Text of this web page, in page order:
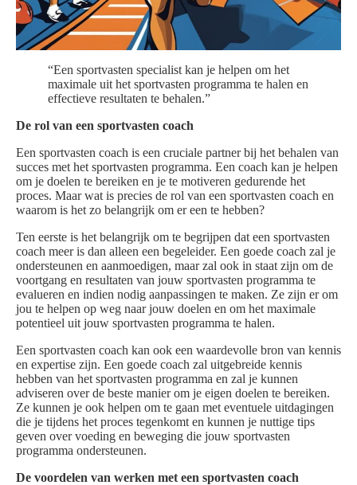
“Een sportvasten specialist kan je helpen om het
maximale uit het sportvasten programma te halen en
effectieve resultaten te behalen.”
De rol van een sportvasten coach
Een sportvasten coach is een cruciale partner bij het behalen van
succes met het sportvasten programma. Een coach kan je helpen
om je doelen te bereiken en je te motiveren gedurende het
proces. Maar wat is precies de rol van een sportvasten coach en
waarom is het zo belangrijk om er een te hebben?
Ten eerste is het belangrijk om te begrijpen dat een sportvasten
coach meer is dan alleen een begeleider. Een goede coach zal je
ondersteunen en aanmoedigen, maar zal ook in staat zijn om de
voortgang en resultaten van jouw sportvasten programma te
evalueren en indien nodig aanpassingen te maken. Ze zijn er om
jou te helpen op weg naar jouw doelen en om het maximale
potentieel uit jouw sportvasten programma te halen.
Een sportvasten coach kan ook een waardevolle bron van kennis
en expertise zijn. Een goede coach zal uitgebreide kennis
hebben van het sportvasten programma en zal je kunnen
adviseren over de beste manier om je eigen doelen te bereiken.
Ze kunnen je ook helpen om te gaan met eventuele uitdagingen
die je tijdens het proces tegenkomt en kunnen je nuttige tips
geven over voeding en beweging die jouw sportvasten
programma ondersteunen.
De voordelen van werken met een sportvasten coach